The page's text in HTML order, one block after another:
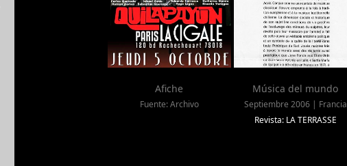
Afiche
Fuente: Archivo
Música del mundo
Septiembre 2006 | Francia
Revista: LA TERRASSE